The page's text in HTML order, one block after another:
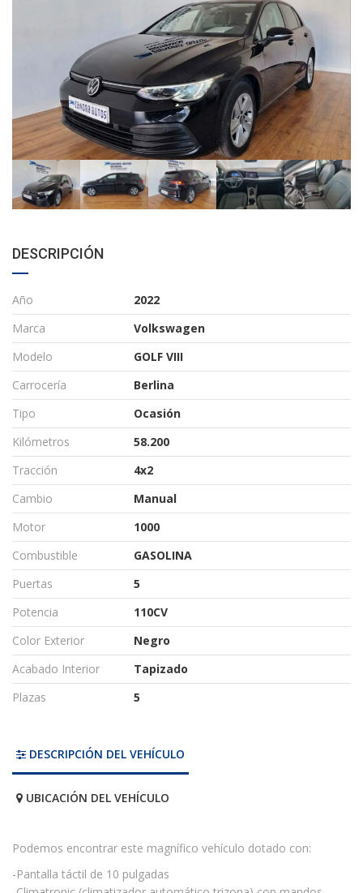
DESCRIPCIÓN
Año
2022
Marca
Volkswagen
Modelo
GOLF VIII
Carrocería
Berlina
Tipo
Ocasión
Kilómetros
58.200
Tracción
4x2
Cambio
Manual
Motor
1000
Combustible
GASOLINA
Puertas
5
Potencia
110CV
Color Exterior
Negro
Acabado Interior
Tapizado
Plazas
5
DESCRIPCIÓN DEL VEHÍCULO
UBICACIÓN DEL VEHÍCULO
Podemos encontrar este magnífico vehículo dotado con:
-Pantalla táctil de 10 pulgadas